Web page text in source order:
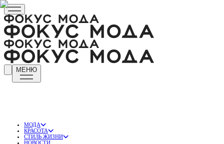
МЕНЮ
МОДА
КРАСОТА
СТИЛЬ ЖИЗНИ
НОВОСТИ